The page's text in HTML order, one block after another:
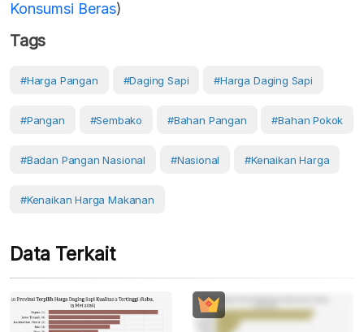
Konsumsi Beras)
Tags
#Harga Pangan #Daging Sapi #Harga Daging Sapi
#Pangan #Sembako #Bahan Pangan #Bahan Pokok
#Badan Pangan Nasional #Nasional #Kenaikan Harga
#kenaikan Harga Makanan
Data Terkait